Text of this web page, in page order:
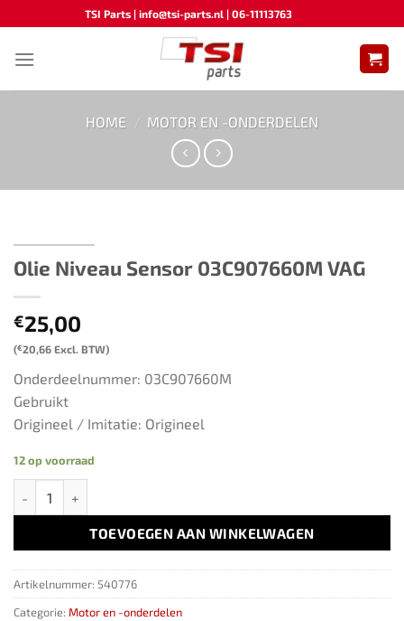
naar
inhoud
TSI Parts | info@tsi-parts.nl | 06-11113763
HOME / MOTOR EN -ONDERDELEN
Olie Niveau Sensor ​​03C907660M​ ​​​VAG
€25,00
(€20,66 Excl. BTW)
Onderdeelnummer: 03C907660M
Gebruikt
Origineel / Imitatie: Origineel
12 op voorraad
TOEVOEGEN AAN WINKELWAGEN
Artikelnummer: 540776
Categorie: Motor en -onderdelen